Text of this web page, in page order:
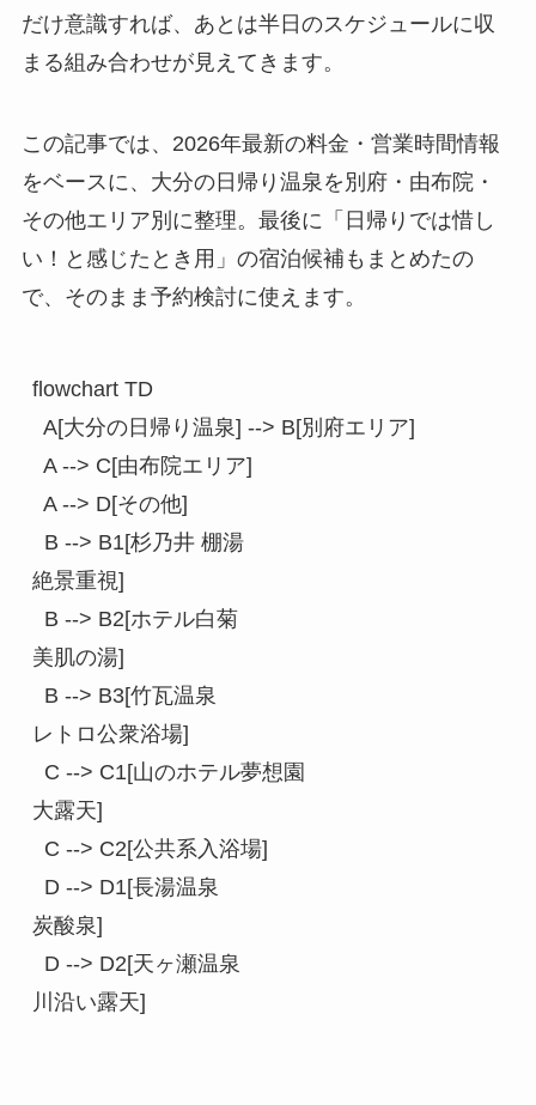
だけ意識すれば、あとは半日のスケジュールに収
まる組み合わせが見えてきます。
この記事では、2026年最新の料金・営業時間情報
をベースに、大分の日帰り温泉を別府・由布院・
その他エリア別に整理。最後に「日帰りでは惜し
い！と感じたとき用」の宿泊候補もまとめたの
で、そのまま予約検討に使えます。
flowchart TD
  A[大分の日帰り温泉] --> B[別府エリア]
  A --> C[由布院エリア]
  A --> D[その他]
  B --> B1[杉乃井 棚湯
絶景重視]
  B --> B2[ホテル白菊
美肌の湯]
  B --> B3[竹瓦温泉
レトロ公衆浴場]
  C --> C1[山のホテル夢想園
大露天]
  C --> C2[公共系入浴場]
  D --> D1[長湯温泉
炭酸泉]
  D --> D2[天ヶ瀬温泉